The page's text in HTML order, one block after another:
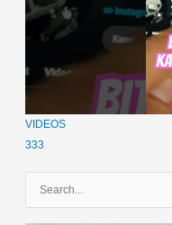
VIDEOS
333
c